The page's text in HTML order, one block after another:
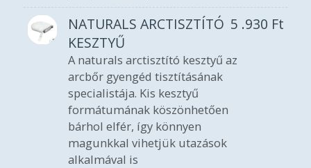
NATURALS ARCTISZTÍTÓ
KESZTYŰ
5 .930 Ft
A naturals arctisztító kesztyű az
arcbőr gyengéd tisztításának
specialistája. Kis kesztyű
formátumának köszönhetően
bárhol elfér, így könnyen
magunkkal vihetjük utazások
alkalmával is